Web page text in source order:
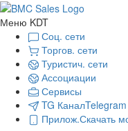
Меню KDT
Соц. сети
Торгов. сети
Туристич. сети
Ассоциации
Сервисы
TG Канал
Прилож.Скачать